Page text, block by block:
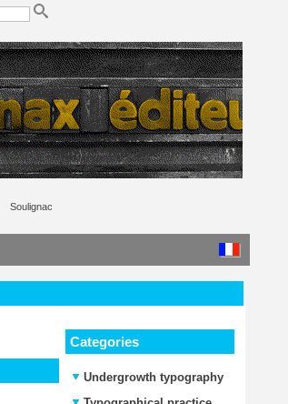
Soulignac
Categories
Undergrowth typography